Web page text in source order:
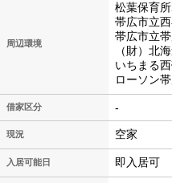
周辺環境
松葉保育
帯広市立
帯広市立
（財）北
いちまる
ローソン
借家区分 -
現況 空家
入居可能日 即入居可